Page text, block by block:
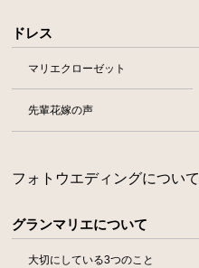
ドレス
マリエクローゼット
先輩花嫁の声
フォトウエディングについて
グランマリエについて
大切にしている3つのこと